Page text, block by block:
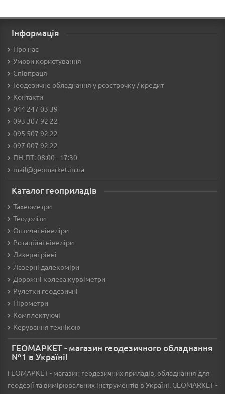
Інформація
Про нас
Умови користування
Співпраця
Геодезичне обладнання у розстрочку / кредит
Контакти
044 247 03 39
093 307 92 22
095 507 92 22
097 007 92 22
ПН-ПТ: 08:00 - 17:30
mail@geomarket.in.ua
Каталог геоприладів
Тахеометри
Теодоліти
Оптичні нівеліри
Ротаційні нівеліри
Лазерні рівні
Лазерні далекоміри
Дорожні колеса курвіметри
Рулетки геодезичні
Пірометри
Комплектуючі
Керування технікою
ГЕОМАРКЕТ - магазин геодезичного обладнання
№1 в Україні!
ГЕОМАРКЕТ - магазин геодезичних приладів, обладнання для
геодезії та вимірювальних інструментів в Україні. GEOMARKET -